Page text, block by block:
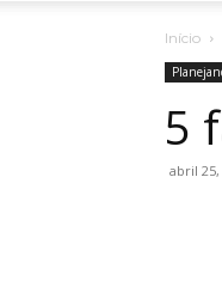
Início
5
abril 25,